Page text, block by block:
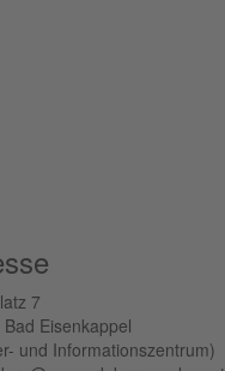
7
Eisenkappel
und Informationszentrum)